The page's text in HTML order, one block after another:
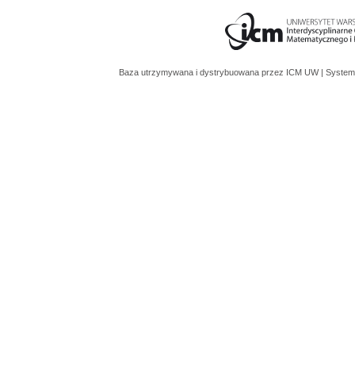
Baza utrzymywana i dystrybuowana przez ICM UW |